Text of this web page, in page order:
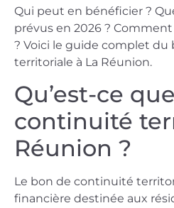
Qui peut en bénéficier ?
prévus en 2026 ?
? Voici le guide complet
territoriale à La Réunion.
Qu’est-ce
continuité
Réunion ?
Le bon de continuité
financière destinée aux